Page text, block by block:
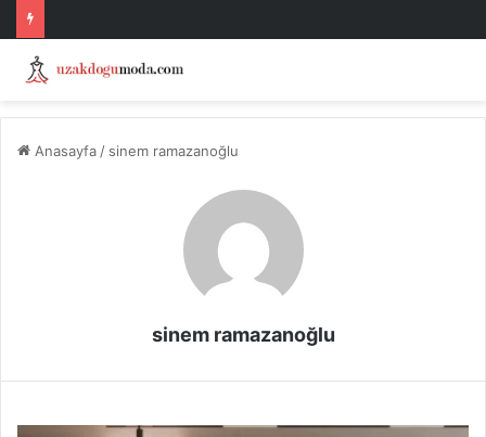
Anasayfa / sinem ramazanoğlu
sinem ramazanoğlu